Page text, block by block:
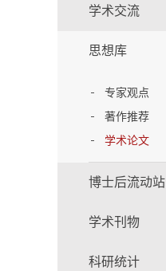
学术交流
思想库
专家观点
著作推荐
学术论文
博士后流动站
学术刊物
科研统计